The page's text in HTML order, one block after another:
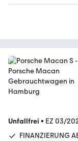
Unfallfrei • EZ 03/
FINANZIERUNG